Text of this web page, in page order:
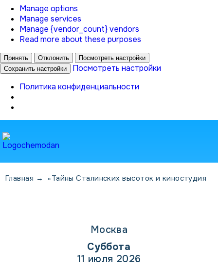
Manage options
Manage services
Manage {vendor_count} vendors
Read more about these purposes
Принять Отклонить
Посмотреть настройки
Сохранить настройки
Посмотреть настройки
Политика конфиденциальности
Главная → «Тайны Сталинских высоток и киностудия
Москва
Суббота
11 июля 2026